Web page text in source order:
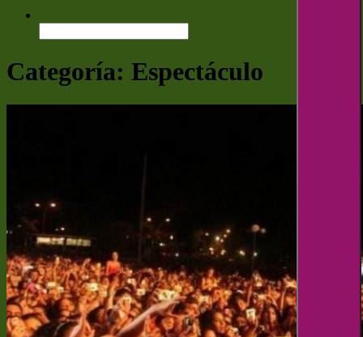
Categoría: Espectáculo